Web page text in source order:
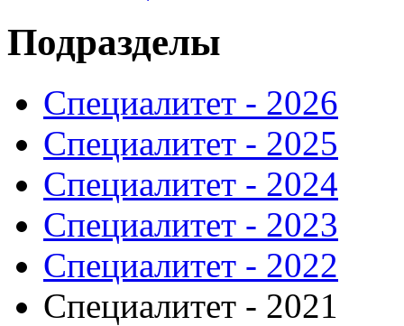
Подразделы
Специалитет - 2026
Специалитет - 2025
Специалитет - 2024
Специалитет - 2023
Специалитет - 2022
Специалитет - 2021